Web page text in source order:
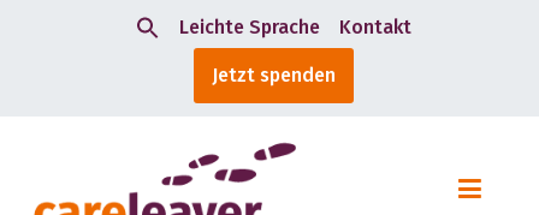
Leichte Sprache Kontakt
Jetzt spenden